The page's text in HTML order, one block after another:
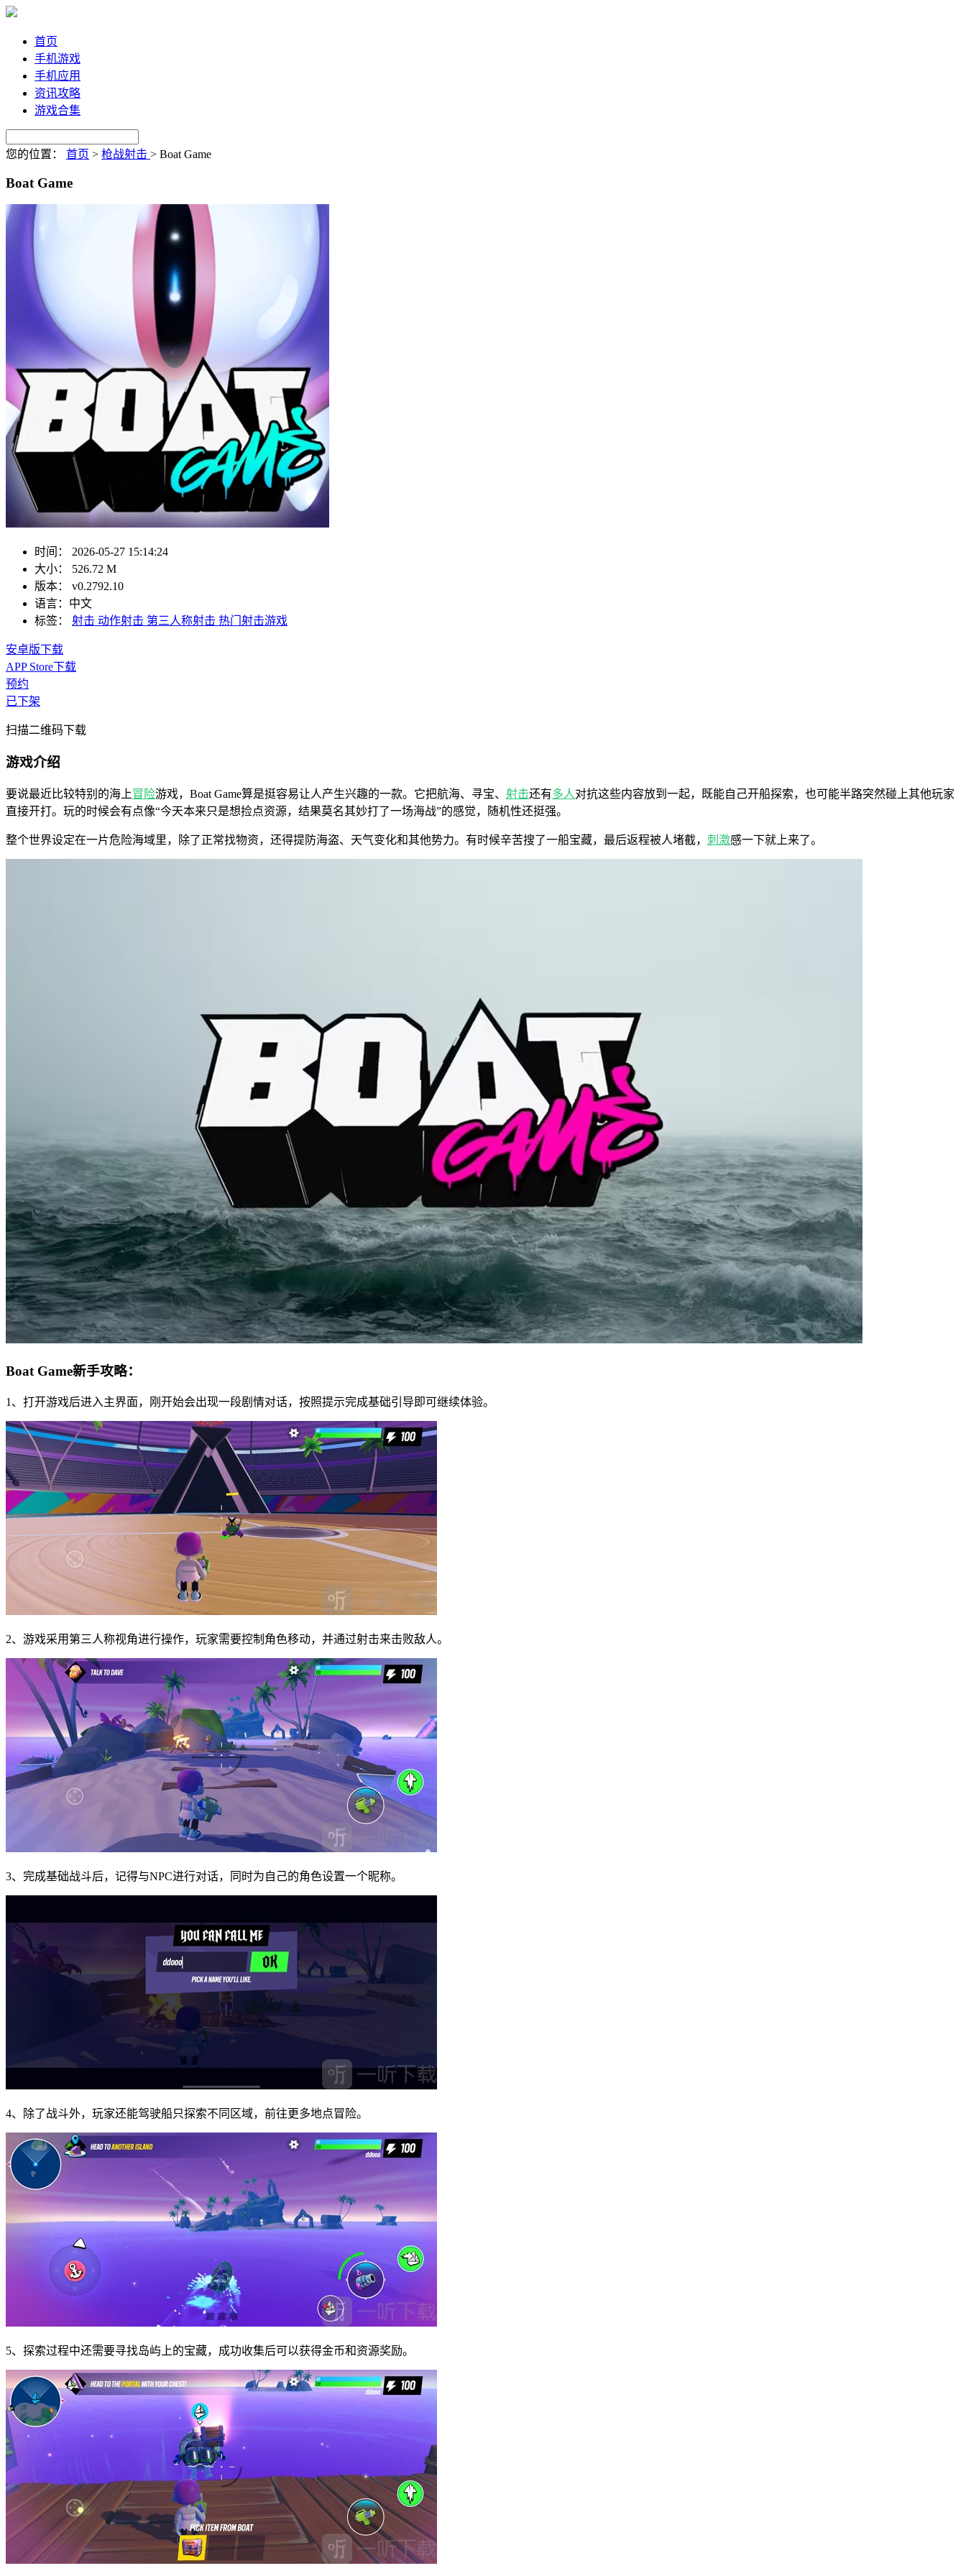
首页
手机游戏
手机应用
资讯攻略
游戏合集
您的位置： 首页 > 枪战射击 > Boat Game
Boat Game
时间：
2026-05-27 15:14:24
大小：
526.72 M
版本：
v0.2792.10
语言： 中文
标签：
射击 动作射击 第三人称射击 热门射击游戏
安卓版下载
APP Store下载
预约
已下架
扫描二维码下载
游戏介绍
要说最近比较特别的海上 冒险游戏，Boat Game算是挺容易让人产生兴趣的一款。它把航海、寻宝、 射击还有多人对抗这些内容放到一起，既能自己开船探索，也可能半路突然碰上其他玩家
直接开打。玩的时候会有点像“今天本来只是想捡点资源，结果莫名其妙打了一场海战”的感觉，随机性还挺强。
整个世界设定在一片危险海域里，除了正常找物资，还得提防海盗、天气变化和其他势力。有时候辛苦搜了一船宝藏，最后返程被人堵截， 刺激感一下就上来了。
Boat Game新手攻略：
1、打开游戏后进入主界面，刚开始会出现一段剧情对话，按照提示完成基础引导即可继续体验。
2、游戏采用第三人称视角进行操作，玩家需要控制角色移动，并通过射击来击败敌人。
3、完成基础战斗后，记得与NPC进行对话，同时为自己的角色设置一个昵称。
4、除了战斗外，玩家还能驾驶船只探索不同区域，前往更多地点冒险。
5、探索过程中还需要寻找岛屿上的宝藏，成功收集后可以获得金币和资源奖励。